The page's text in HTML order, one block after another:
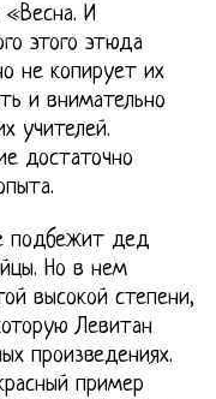
«Весна. И
этого этюда
не копирует их
и внимательно
учителей.
достаточно
подбежит дед
Но в нем
высокой степени,
Левитан
произведениях.
пример